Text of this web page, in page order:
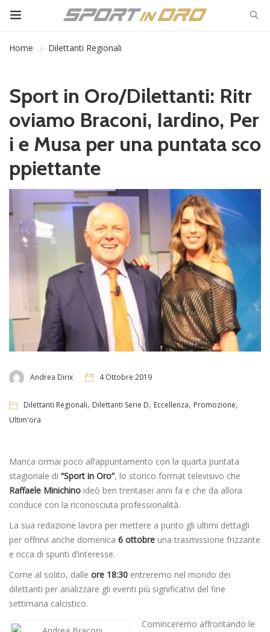
Home Dilettanti Regionali
Sport in Oro/Dilettanti: Ritr
oviamo Braconi, Iardino, Per
i e Musa per una puntata sco
ppiettante
Andrea Dirix 4 Ottobre 2019
Dilettanti Regionali, Dilettanti Serie D, Eccellenza, Promozione,
Ultim'ora
Manca ormai poco all’appuntamento con la quarta puntata
stagionale di “Sport in Oro”, lo storico format televisivo che
Raffaele Minichino ideò ben trentasei anni fa e che da allora
conduce con la riconosciuta professionalità.
La sua redazione lavora per mettere a punto gli ultimi dettagli
per offrirvi anche domenica 6 ottobre una trasmissione frizzante
e ricca di spunti d’interesse.
Come al solito, dalle ore 18:30 entreremo nel mondo dei
dilettanti per analizzare gli eventi più significativi del fine
settimana calcistico.
Cominceremo affrontando le